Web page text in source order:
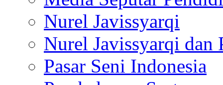
Nurel Javissyarqi
Nurel Javissyarqi dan
Pasar Seni Indonesia